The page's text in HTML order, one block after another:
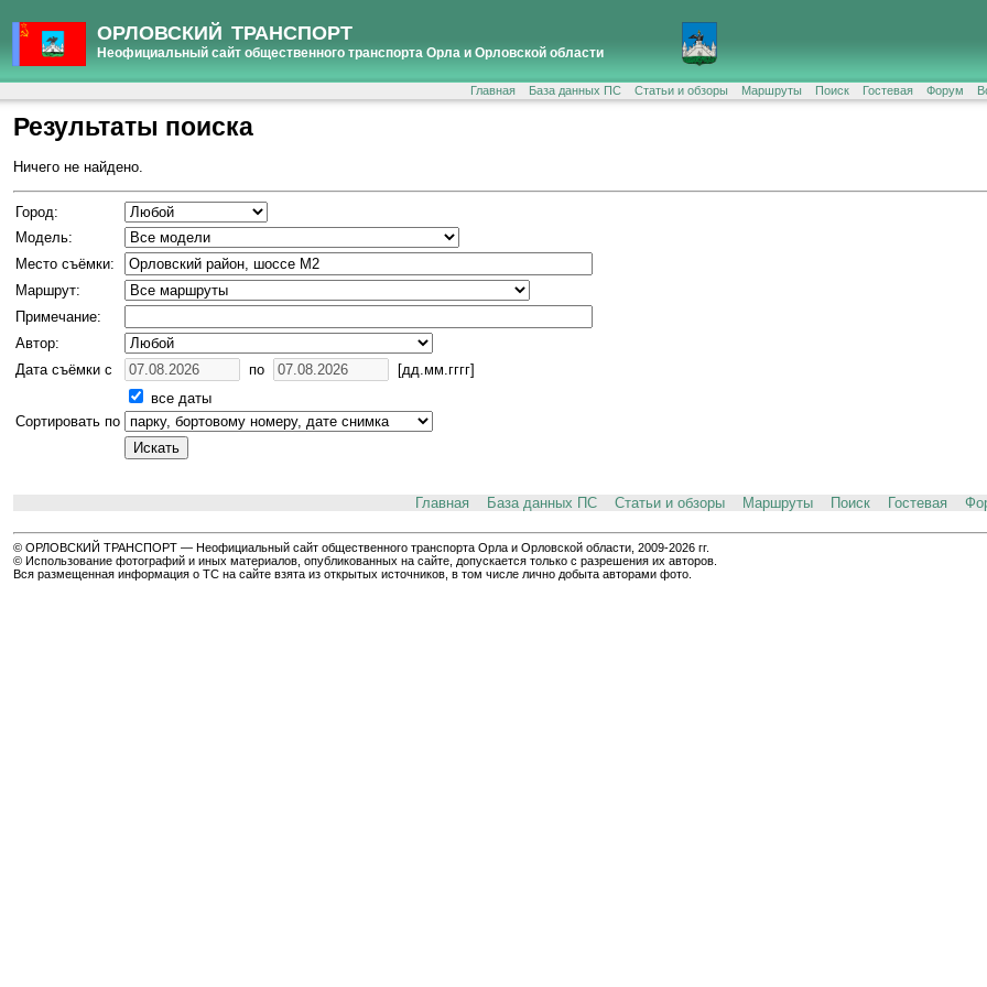
ОРЛОВСКИЙ ТРАНСПОРТ
Неофициальный сайт общественного транспорта Орла и Орловской области
Главная База данных ПС Статьи и обзоры Маршруты Поиск Гостевая Форум
Результаты поиска
Ничего не найдено.
Город:
Модель:
Место съёмки:
Маршрут:
Примечание:
Автор:
Дата съёмки с
по
[дд.мм.гггг]
все даты
Сортировать по
Главная База данных ПС Статьи и обзоры Маршруты Поиск Гостевая
© ОРЛОВСКИЙ ТРАНСПОРТ — Неофициальный сайт общественного транспорта Орла и Орловской области, 2009-2026 гг.
© Использование фотографий и иных материалов, опубликованных на сайте, допускается только с разрешения их авторов.
Вся размещенная информация о ТС на сайте взята из открытых источников, в том числе лично добыта авторами фото.